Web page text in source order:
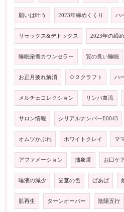
願いは叶う 2023年締めくくり ハ
リラックス&デトックス 2023年の締
睡眠栄養カウンセラー 質の良い睡眠
お正月疲れ解消 Ｏ２クラフト ハ
メルチェコレクション リンパ血流
サロン情報 シリアルナンバーE0043
オムツかぶれ ホワイトクレイ マ
アファメーション 抽象度 お口ケ
唾液の減少 歯茎の色 ばあば
肌再生 ターンオーバー 陰陽五行